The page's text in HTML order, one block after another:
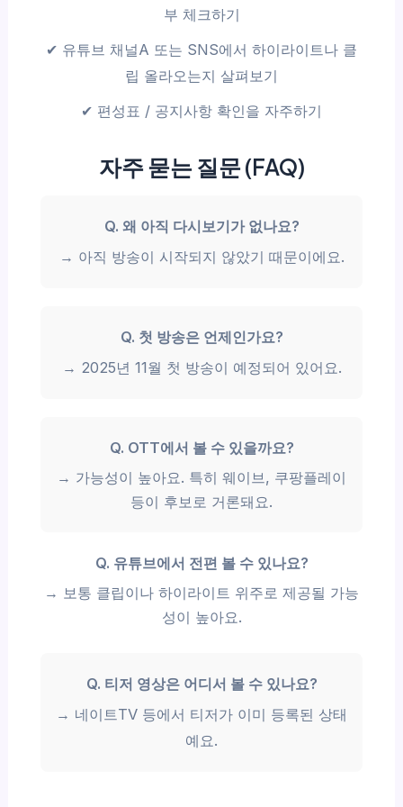
부 체크하기
✔ 유튜브 채널A 또는 SNS에서 하이라이트나 클
립 올라오는지 살펴보기
✔ 편성표 / 공지사항 확인을 자주하기
자주 묻는 질문 (FAQ)
Q. 왜 아직 다시보기가 없나요?
→ 아직 방송이 시작되지 않았기 때문이에요.
Q. 첫 방송은 언제인가요?
→ 2025년 11월 첫 방송이 예정되어 있어요.
Q. OTT에서 볼 수 있을까요?
→ 가능성이 높아요. 특히 웨이브, 쿠팡플레이
등이 후보로 거론돼요.
Q. 유튜브에서 전편 볼 수 있나요?
→ 보통 클립이나 하이라이트 위주로 제공될 가능
성이 높아요.
Q. 티저 영상은 어디서 볼 수 있나요?
→ 네이트TV 등에서 티저가 이미 등록된 상태
예요.